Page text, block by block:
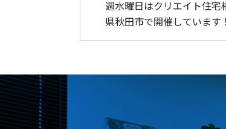
週水曜日はクリエイト住宅
県秋田市で開催しています！